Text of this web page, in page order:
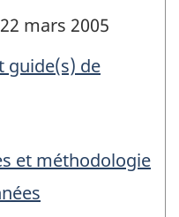
mars 2005
guide(s) de
et méthodologie